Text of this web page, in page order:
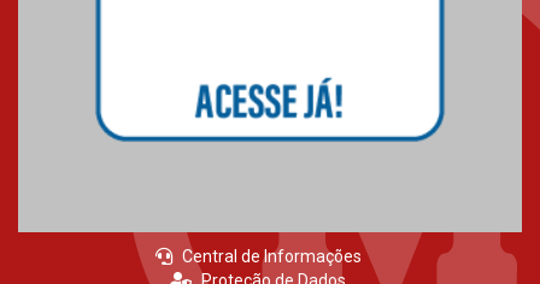
Central de Informações